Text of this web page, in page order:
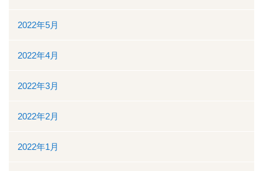
2022年5月
2022年4月
2022年3月
2022年2月
2022年1月